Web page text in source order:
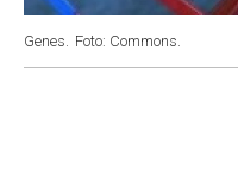
Genes. Foto: Commons.